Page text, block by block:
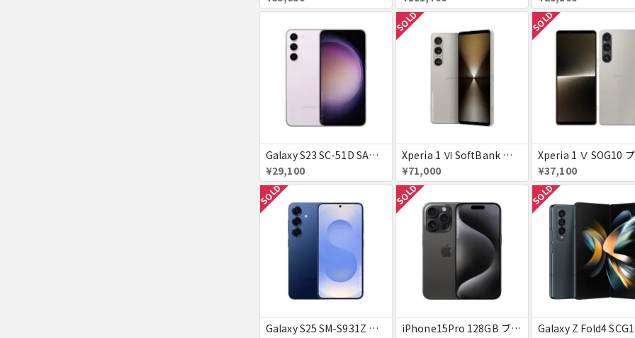
Galaxy S23 SC-51D SAMSUNG docomo 送料無料
¥29,100
SOLD
Xperia 1 Ⅵ SoftBank プラチナシルバー 送料無料
¥71,000
SOLD
¥37,100
SOLD
Galaxy S25 SM-S931Z ネイビー SoftBank 送料無料
SOLD
iPhone15Pro 128GB ブラックチタニウム au
SOLD